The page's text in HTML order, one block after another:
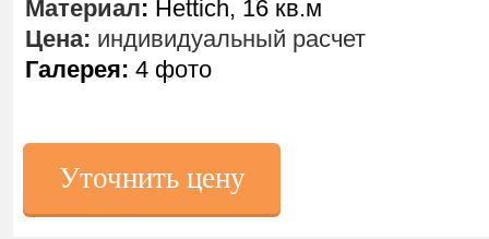
Уточнить цену
Материал: Hettich, 16 кв.м
Цена: индивидуальный расчет
Галерея: 4 фото